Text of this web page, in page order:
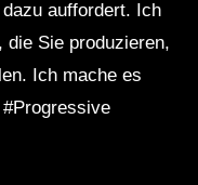
auffordert. Ich
die Sie produzieren,
Ich mache es